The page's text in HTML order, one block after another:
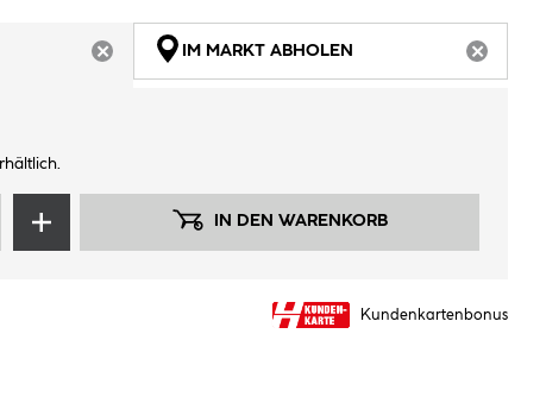
ARTIKEL NICHT VERFÜGBAR
IM MARKT ABHOLEN
IN DEN WARENKORB
Kundenkartenbonus